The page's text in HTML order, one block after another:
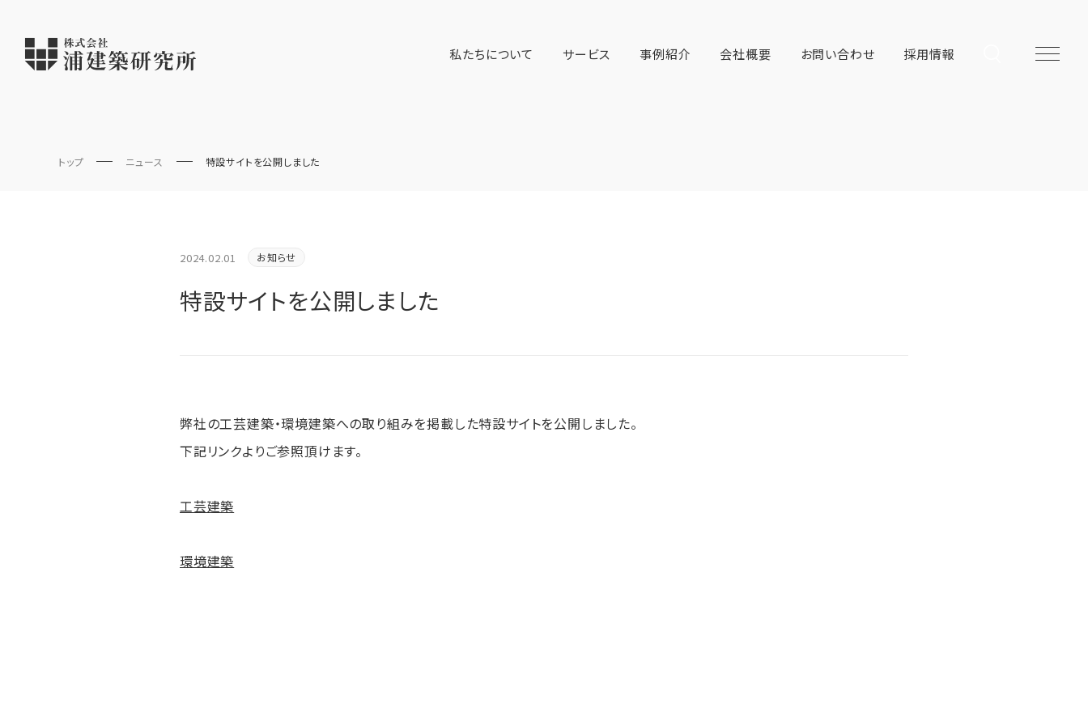
私たちについて サービス 事例紹介 会社概要 お問い合わせ 採用情報
トップ ニュース 特設サイトを公開しました
2024.02.01 お知らせ
特設サイトを公開しました
弊社の工芸建築・環境建築への取り組みを掲載した特設サイトを公開しました。
下記リンクよりご参照頂けます。
工芸建築
環境建築